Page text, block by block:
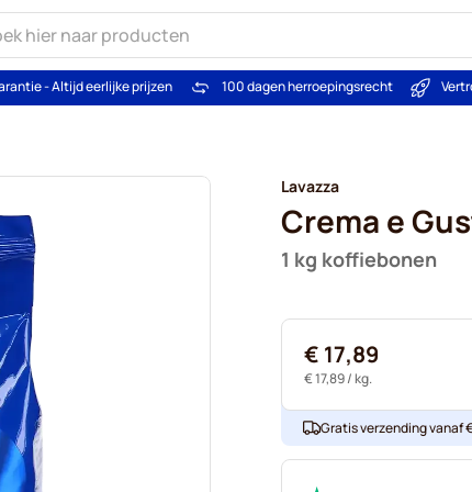
- Altijd eerlijke prijzen 100 dagen herroepingsrecht
Lavazza
Crema e
1 kg koffiebonen
€ 17,89
€ 17,89/ kg.
Gratis verzending vanaf